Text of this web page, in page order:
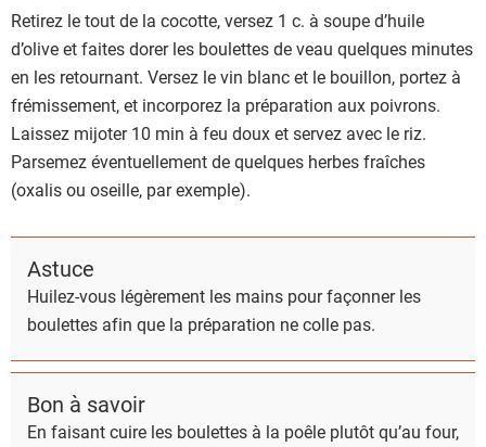
Retirez le tout de la cocotte, versez 1 c. à soupe d’huile
d’olive et faites dorer les boulettes de veau quelques minutes
en les retournant. Versez le vin blanc et le bouillon, portez à
frémissement, et incorporez la préparation aux poivrons.
Laissez mijoter 10 min à feu doux et servez avec le riz.
Parsemez éventuellement de quelques herbes fraîches
(oxalis ou oseille, par exemple).
Astuce
Huilez-vous légèrement les mains pour façonner les
boulettes afin que la préparation ne colle pas.
Bon à savoir
En faisant cuire les boulettes à la poêle plutôt qu’au four,